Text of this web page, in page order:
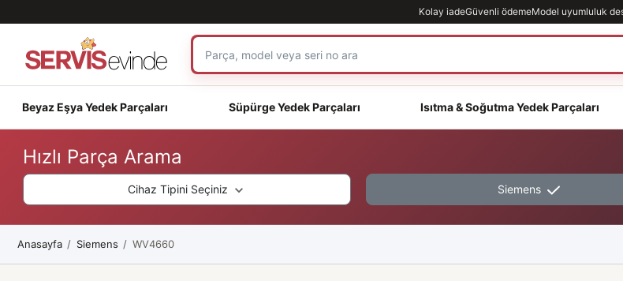
Kolay iadeGüvenli ödemeModel uyumluluk
Beyaz Eşya Yedek Parçaları Süpürge Yedek Parçaları Isıtma & Soğutma Yedek Parçaları
Hızlı Parça Arama
Cihaz Tipini Seçiniz Siemens
Anasayfa Siemens WV4660